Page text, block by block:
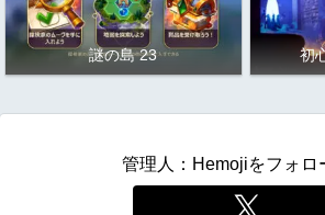
謎の島 23 初
管理人：Hemojiをフォロ